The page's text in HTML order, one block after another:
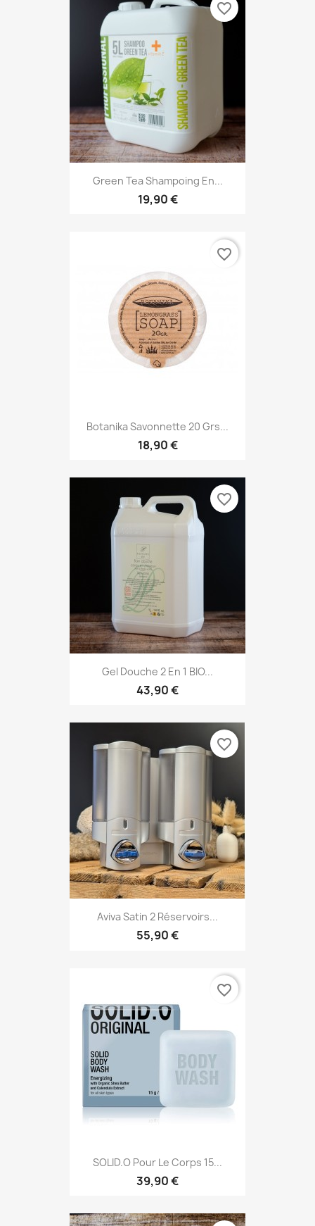
Green Tea Shampoing En...
19,90 €
favorite_border
Botanika Savonnette 20 Grs...
18,90 €
favorite_border
Gel Douche 2 En 1 BIO...
43,90 €
favorite_border
Aviva Satin 2 Réservoirs...
55,90 €
favorite_border
SOLID.O Pour Le Corps 15...
39,90 €
favorite_border